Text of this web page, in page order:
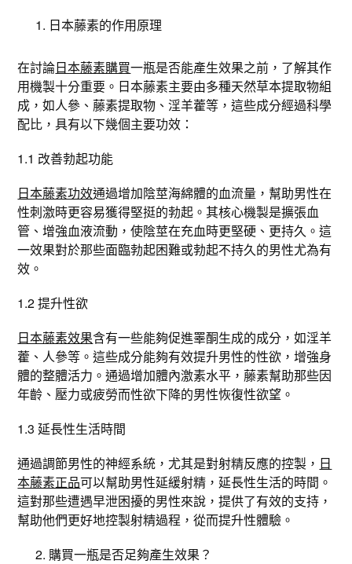
日本藤素的作用原理
在討論日本藤素購買一瓶是否能產生效果之前，了解其作
用機製十分重要。日本藤素主要由多種天然草本提取物組
成，如人參、藤素提取物、淫羊藿等，這些成分經過科學
配比，具有以下幾個主要功效：
1.1 改善勃起功能
日本藤素功效通過增加陰莖海綿體的血流量，幫助男性在
性刺激時更容易獲得堅挺的勃起。其核心機製是擴張血
管、增強血液流動，使陰莖在充血時更堅硬、更持久。這
一效果對於那些面臨勃起困難或勃起不持久的男性尤為有
效。
1.2 提升性欲
日本藤素效果含有一些能夠促進睪酮生成的成分，如淫羊
藿、人參等。這些成分能夠有效提升男性的性欲，增強身
體的整體活力。通過增加體內激素水平，藤素幫助那些因
年齡、壓力或疲勞而性欲下降的男性恢復性欲望。
1.3 延長性生活時間
通過調節男性的神經系統，尤其是對射精反應的控製， 日
本藤素正品可以幫助男性延緩射精，延長性生活的時間。
這對那些遭遇早泄困擾的男性來說，提供了有效的支持，
幫助他們更好地控製射精過程，從而提升性體驗。
購買一瓶是否足夠產生效果？